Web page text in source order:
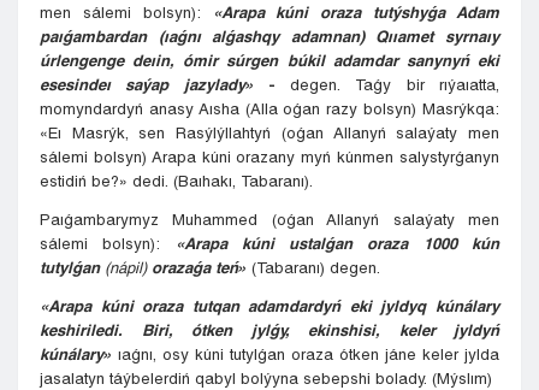
men sálemi bolsyn): «Arapa kúni oraza tutýshyǵa Adam
paıǵambardan (ıaǵnı alǵashqy adamnan) Qııamet syrnaıy
úrlengenge deıin, ómir súrgen búkil adamdar sanynyń eki
esesindeı saýap jazylady» -degen. Taǵy bir rıýaıatta,
momyndardyń anasy Aısha (Alla oǵan razy bolsyn) Masrýkqa:
«Eı Masrýk, sen Rasýlýllahtyń (oǵan Allanyń salaýaty men
sálemi bolsyn) Arapa kúni orazany myń kúnmen salystyrǵanyn
estidiń be?» dedi. (Baıhakı, Tabaranı).
Paıǵambarymyz Muhammed (oǵan Allanyń salaýaty men
sálemi bolsyn): «Arapa kúni ustalǵan oraza 1000 kún
tutylǵan (nápil)orazaǵa teń» (Tabaranı) degen.
«Arapa kúni oraza tutqan adamdardyń eki jyldyq kúnálary
keshiriledi. Biri, ótken jylǵy, ekinshisi, keler jyldyń
kúnálary» ıaǵnı, osy kúni tutylǵan oraza ótken jáne keler jylda
jasalatyn táýbelerdiń qabyl bolýyna sebepshi bolady. (Mýslım)